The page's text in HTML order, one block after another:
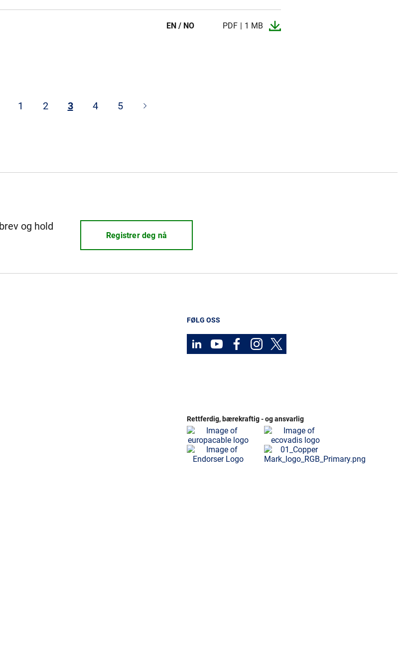
EN / NO PDF 1 MB
1 2 3 4 5
og hold
Registrer deg nå
FØLG OSS
Rettferdig, bærekraftig - og ansvarlig